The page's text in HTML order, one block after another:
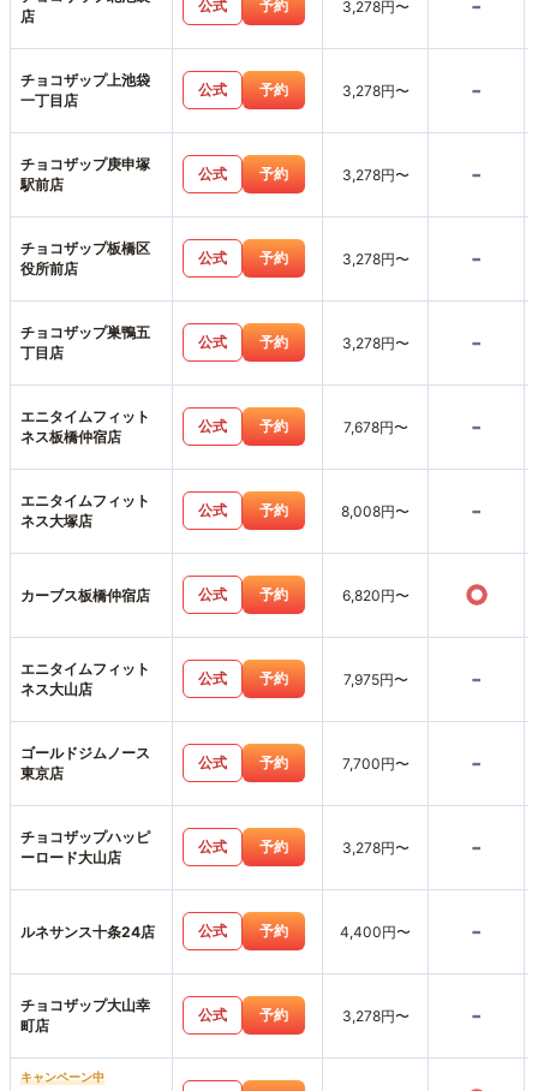
店
公式 予約 3,278円〜 -
チョコザップ上池袋
一丁目店
公式 予約 3,278円〜 -
チョコザップ庚申塚
駅前店
公式 予約 3,278円〜 -
チョコザップ板橋区
役所前店
公式 予約 3,278円〜 -
チョコザップ巣鴨五
丁目店
公式 予約 3,278円〜 -
エニタイムフィット
ネス板橋仲宿店
公式 予約 7,678円〜 -
エニタイムフィット
ネス大塚店
公式 予約 8,008円〜 -
カーブス板橋仲宿店 公式 予約 6,820円〜 ○
エニタイムフィット
ネス大山店
公式 予約 7,975円〜 -
ゴールドジムノース
東京店
公式 予約 7,700円〜 -
チョコザップハッピ
ーロード大山店
公式 予約 3,278円〜 -
ルネサンス十条24店 公式 予約 4,400円〜 -
チョコザップ大山幸
町店
公式 予約 3,278円〜 -
キャンペーン中